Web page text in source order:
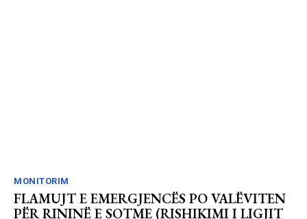
MONITORIM
FLAMUJT E EMERGJENCËS PO VALËVITEN
PËR RININË E SOTME (RISHIKIMI I LIGJIT